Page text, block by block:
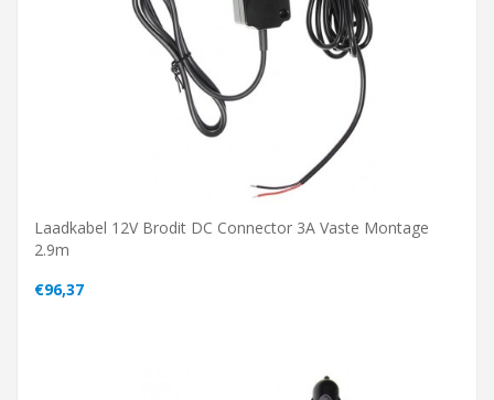
Laadkabel 12V Brodit DC Connector 3A Vaste Montage
2.9m
€96,37